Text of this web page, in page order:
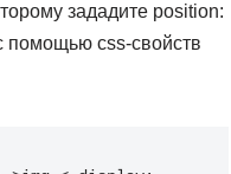
зададите position:
помощью css-свойств